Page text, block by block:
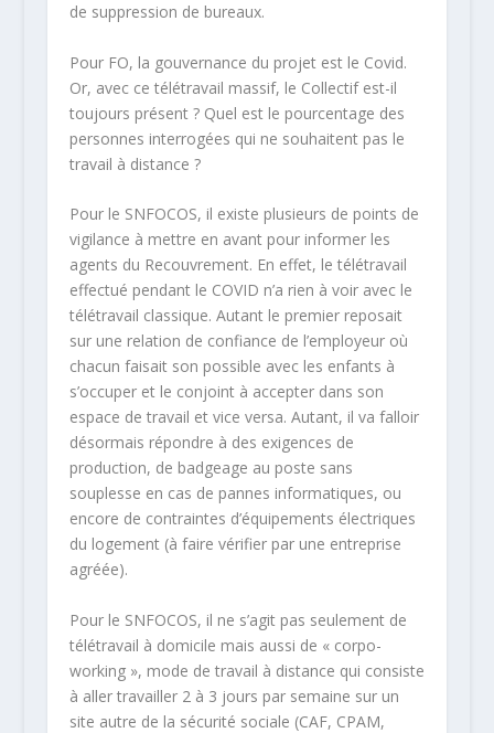
de suppression de bureaux.
Pour FO, la gouvernance du projet est le Covid.
Or, avec ce télétravail massif, le Collectif est-il
toujours présent ? Quel est le pourcentage des
personnes interrogées qui ne souhaitent pas le
travail à distance ?
Pour le SNFOCOS, il existe plusieurs de points de
vigilance à mettre en avant pour informer les
agents du Recouvrement. En effet, le télétravail
effectué pendant le COVID n’a rien à voir avec le
télétravail classique. Autant le premier reposait
sur une relation de confiance de l’employeur où
chacun faisait son possible avec les enfants à
s’occuper et le conjoint à accepter dans son
espace de travail et vice versa. Autant, il va falloir
désormais répondre à des exigences de
production, de badgeage au poste sans
souplesse en cas de pannes informatiques, ou
encore de contraintes d’équipements électriques
du logement (à faire vérifier par une entreprise
agréée).
Pour le SNFOCOS, il ne s’agit pas seulement de
télétravail à domicile mais aussi de « corpo-
working », mode de travail à distance qui consiste
à aller travailler 2 à 3 jours par semaine sur un
site autre de la sécurité sociale (CAF, CPAM,